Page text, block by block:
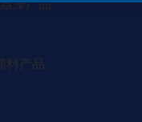
漆产品
料产品